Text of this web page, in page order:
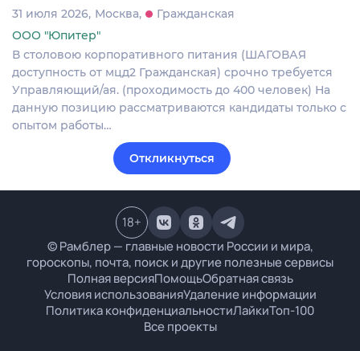
31 июля 2026 Москва
Гражданская
ООО "Юпитер"
В столовою корпоративного питания (ШАГОВАЯ
доступность от мцд2 Гражданская) срочно требуется
Управляющий/ая. (проходимость до 400 человек) На
данную позицию рассматриваются кандидаты только с
опытом работы…
Откликнуться
© Рамблер — главные новости России и мира,
гороскопы, почта, поиск и другие полезные сервисы
Полная версияПомощьОбратная связь
Условия использованияУдаление информации
Политика конфиденциальностиЛайкиТоп-100
Все проекты
18+